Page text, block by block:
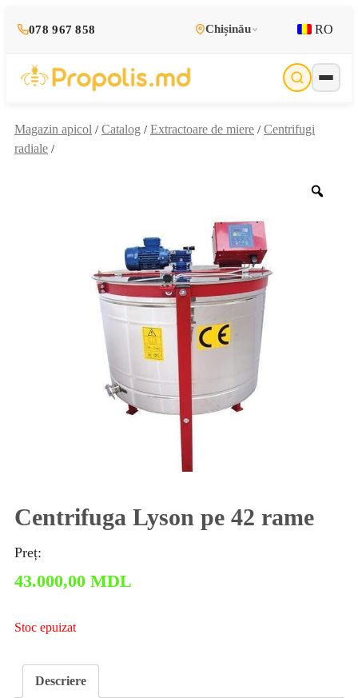
078 967 858 Chișinău RO
Magazin apicol / Catalog / Extractoare de miere / Centrifugi
radiale /
Centrifuga Lyson pe 42 rame
Preț:
43.000,00 MDL
Stoc epuizat
Descriere